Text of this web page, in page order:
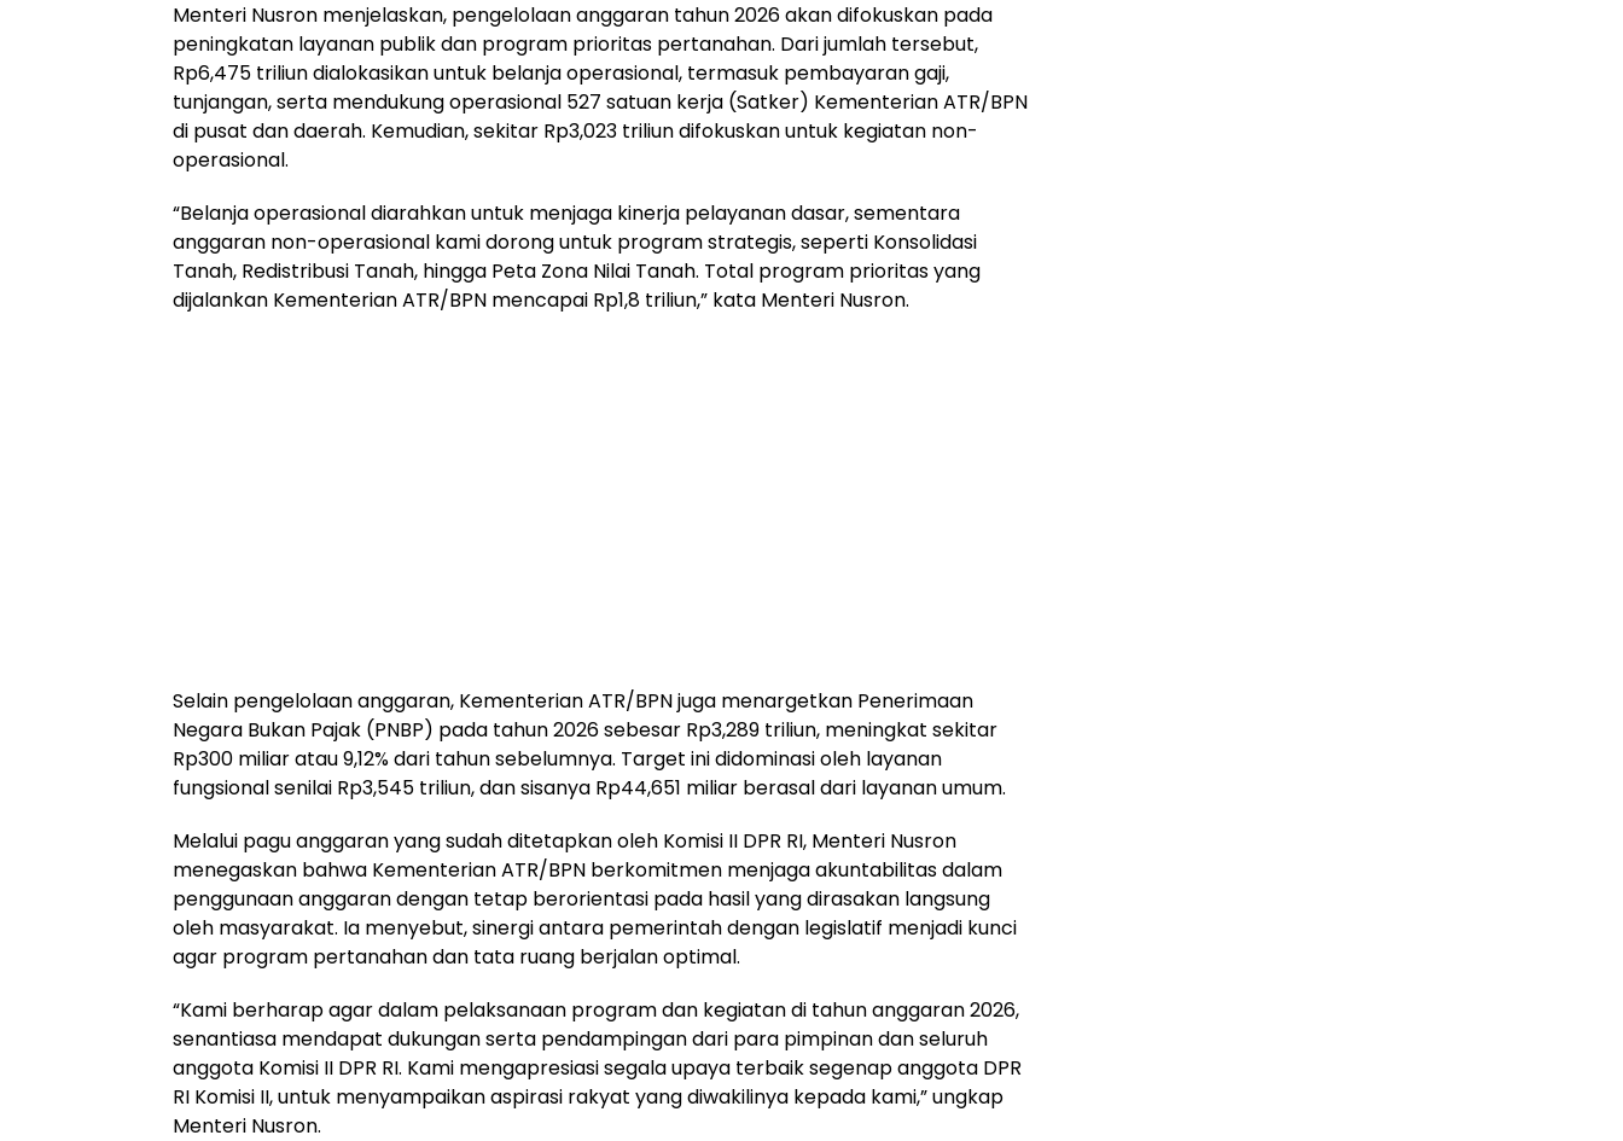
Menteri Nusron menjelaskan, pengelolaan anggaran tahun 2026 akan difokuskan pada
peningkatan layanan publik dan program prioritas pertanahan. Dari jumlah tersebut,
Rp6,475 triliun dialokasikan untuk belanja operasional, termasuk pembayaran gaji,
tunjangan, serta mendukung operasional 527 satuan kerja (Satker) Kementerian ATR/BPN
di pusat dan daerah. Kemudian, sekitar Rp3,023 triliun difokuskan untuk kegiatan non-
operasional.
“Belanja operasional diarahkan untuk menjaga kinerja pelayanan dasar, sementara
anggaran non-operasional kami dorong untuk program strategis, seperti Konsolidasi
Tanah, Redistribusi Tanah, hingga Peta Zona Nilai Tanah. Total program prioritas yang
dijalankan Kementerian ATR/BPN mencapai Rp1,8 triliun,” kata Menteri Nusron.
Selain pengelolaan anggaran, Kementerian ATR/BPN juga menargetkan Penerimaan
Negara Bukan Pajak (PNBP) pada tahun 2026 sebesar Rp3,289 triliun, meningkat sekitar
Rp300 miliar atau 9,12% dari tahun sebelumnya. Target ini didominasi oleh layanan
fungsional senilai Rp3,545 triliun, dan sisanya Rp44,651 miliar berasal dari layanan umum.
Melalui pagu anggaran yang sudah ditetapkan oleh Komisi II DPR RI, Menteri Nusron
menegaskan bahwa Kementerian ATR/BPN berkomitmen menjaga akuntabilitas dalam
penggunaan anggaran dengan tetap berorientasi pada hasil yang dirasakan langsung
oleh masyarakat. Ia menyebut, sinergi antara pemerintah dengan legislatif menjadi kunci
agar program pertanahan dan tata ruang berjalan optimal.
“Kami berharap agar dalam pelaksanaan program dan kegiatan di tahun anggaran 2026,
senantiasa mendapat dukungan serta pendampingan dari para pimpinan dan seluruh
anggota Komisi II DPR RI. Kami mengapresiasi segala upaya terbaik segenap anggota DPR
RI Komisi II, untuk menyampaikan aspirasi rakyat yang diwakilinya kepada kami,” ungkap
Menteri Nusron.